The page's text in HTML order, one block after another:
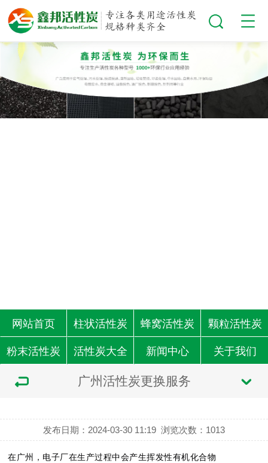
网站首页 柱状活性炭 蜂窝活性炭 颗粒活性炭
粉末活性炭 活性炭大全 新闻中心 关于我们
广州活性炭更换服务
发布日期：2024-03-30 11:19 浏览次数： 1013
在广州，电子厂在生产过程中会产生挥发性有机化合物